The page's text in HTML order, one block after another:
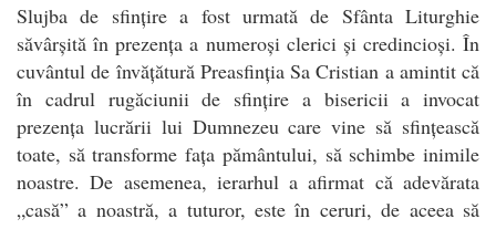
Slujba de sfințire a fost urmată de Sfânta Liturghie
săvârșită în prezența a numeroși clerici și credincioși. În
cuvântul de învățătură Preasfinția Sa Cristian a amintit că
în cadrul rugăciunii de sfințire a bisericii a invocat
prezența lucrării lui Dumnezeu care vine să sfințească
toate, să transforme fața pământului, să schimbe inimile
noastre. De asemenea, ierarhul a afirmat că adevărata
„casă” a noastră, a tuturor, este în ceruri, de aceea să